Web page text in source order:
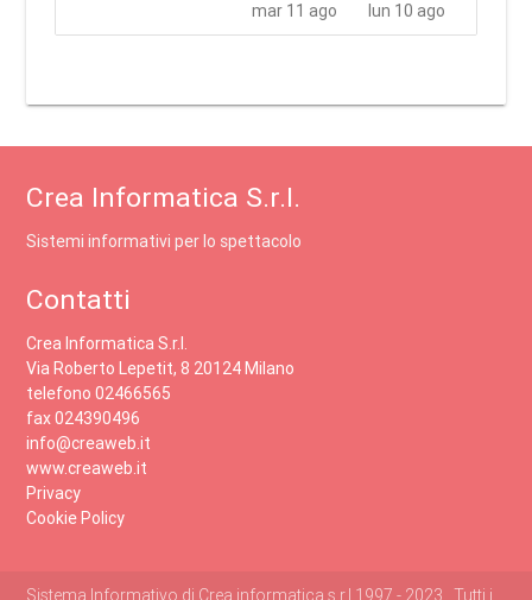
lun 10 ago
mar 11 ago
Crea Informatica S.r.l.
Sistemi informativi per lo spettacolo
Contatti
Crea Informatica S.r.l.
Via Roberto Lepetit, 8 20124 Milano
telefono 02466565
fax 024390496
info@creaweb.it
www.creaweb.it
Privacy
Cookie Policy
Sistema Informativo di Crea informatica s.r.l 1997 - 2023 , Tutti i